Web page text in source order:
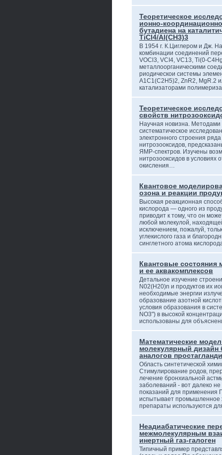
Теоретическое
ионно-
бутадиена на
TiCl4/Al(CH3)3
В 1954 г. К.Циглером и Дж.
комбинации соединений
VOCl3, VCI4, VC13, Ti(0-
металлоорганическими
риодическои системы
А1С1(С2Н5)2, ZnR2, MgR.2
катализаторами
Теоретическое
свойств
Научная новизна.
систематическое
электронного строения
нитрозооксидов,
ЯМР-спектров. Изучены
нитрозооксидов в условиях
окисления…
Квантовое
озона и реакции
Высокая реакционная
кислорода — одного из
приводит к тому, что он
любой молекулой,
исключением, пожалуй,
углекислого газа и
синглетного атома
Квантовые состояния
и ее аквакомплексов
Детальное изучение
N02(H20)n и продуктов их
необходимые энергии
образование азотной
условия образования в
NO3") в высокой
использованы для
Математические
молекулярный дизайн
аналогов
Область синтетической
Стимулирование родов,
лечение бронхиальной
заболеваний - вот далеко
показаний для применения
испытывает промышленное
препараты используются
Неадиабатические
межмолекулярным
инертный газ-галоген
Типичный пример